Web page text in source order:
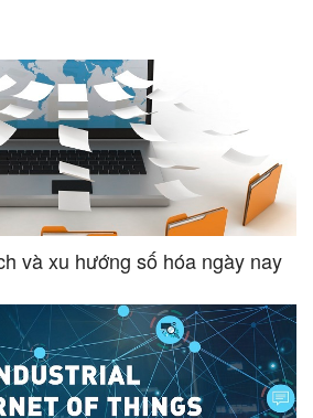
và xu hướng số hóa ngày nay